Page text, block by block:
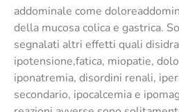
addominale come
della mucosa colica e gastrica.
segnalati altri effetti quali
ipotensione,fatica, miopatie,
iponatremia, disordini renali,
secondario, ipocalcemia e